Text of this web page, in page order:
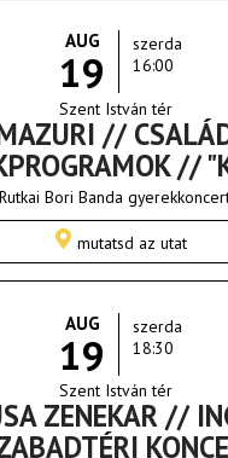
AUG
19
szerda
16:00
Szent István tér
//
//
Rutkai Bori Banda
mutatsd az utat
AUG
19
szerda
18:30
Szent István tér
ZENEKAR //